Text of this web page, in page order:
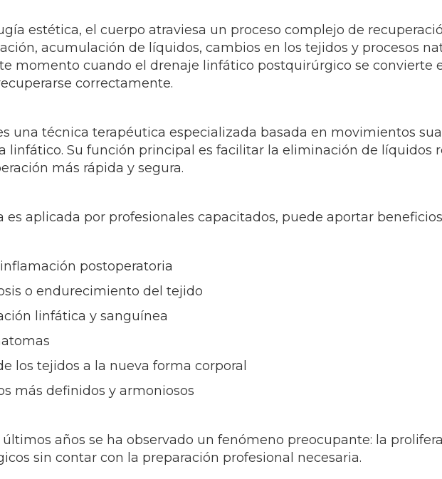
estética, el cuerpo atraviesa un proceso complejo de
acumulación de líquidos, cambios en los tejidos y procesos
momento cuando el drenaje linfático postquirúrgico se convierte
correctamente.
una técnica terapéutica especializada basada en movimientos
linfático. Su función principal es facilitar la eliminación de líquidos
más rápida y segura.
es aplicada por profesionales capacitados, puede aportar
postoperatoria
o endurecimiento del tejido
linfática y sanguínea
los tejidos a la nueva forma corporal
más definidos y armoniosos
años se ha observado un fenómeno preocupante: la
sin contar con la preparación profesional necesaria.